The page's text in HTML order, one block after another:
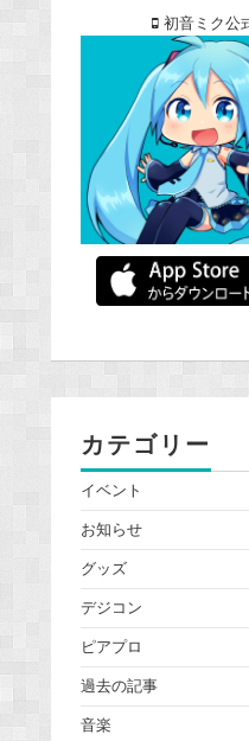
初音ミク公
カテゴリー
イベント
お知らせ
グッズ
デジコン
ピアプロ
過去の記事
音楽